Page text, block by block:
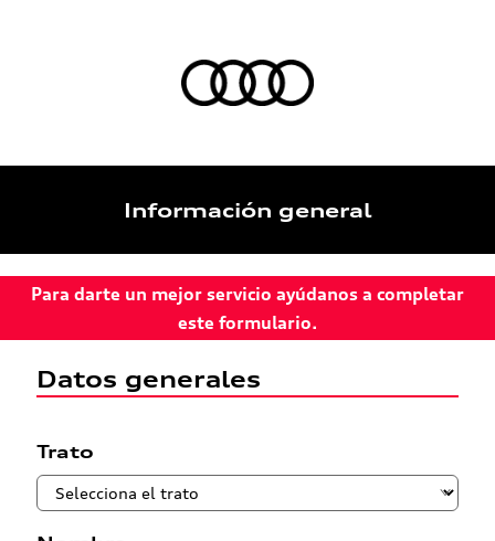
Información general
Para darte un mejor servicio ayúdanos a completar
este formulario.
Datos generales
Trato